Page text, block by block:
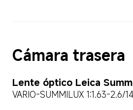
Cámara trasera
Lente óptico Leica
VARIO-SUMMILUX 1:1.63-2.6/